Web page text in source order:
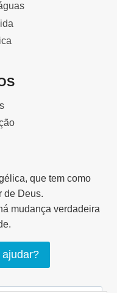
que tem como
de Deus.
mudança verdadeira